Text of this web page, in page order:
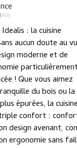
Idealis : la cuisine
aucun doute au vu
moderne et de
particulièrement
! Que vous aimez
du bois ou
épurées, la
confort :
design avenant,
ergonomie sans